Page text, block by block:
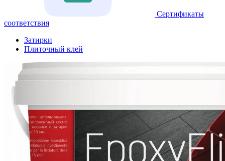
Сертификаты
соответствия
Затирки
Плиточный клей